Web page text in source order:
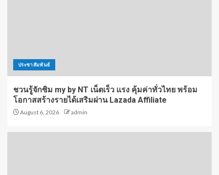
ประชาสัมพันธ์
ชวนรู้จักซิม my by NT เน็ตเร็ว แรง คุ้มค่าทั่วไทย พร้อม
โอกาสสร้างรายได้เสริมผ่าน Lazada Affiliate
August 6, 2026 admin